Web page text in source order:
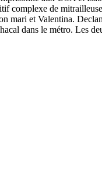
de
mari et Valentina.
dans le métro. Les